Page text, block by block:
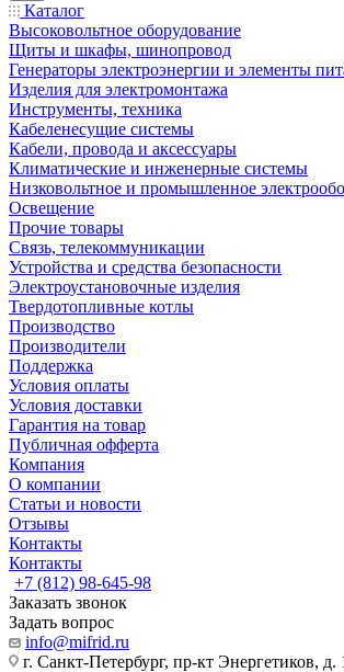
Каталог
Высоковольтное оборудование
Щиты и шкафы, шинопровод
Генераторы электроэнергии и элементы
Изделия для электромонтажа
Инструменты, техника
Кабеленесущие системы
Кабели, провода и аксессуары
Климатические и инженерные системы
Низковольтное и промышленное
Освещение
Прочие товары
Связь, телекоммуникации
Устройства и средства безопасности
Электроустановочные изделия
Твердотопливные котлы
Производство
Производители
Поддержка
Условия оплаты
Условия доставки
Гарантия на товар
Публичная офферта
Компания
О компании
Статьи и новости
Отзывы
Контакты
Контакты
+7 (812) 98-645-98
Заказать звонок
Задать вопрос
info@mifrid.ru
г. Санкт-Петербург, пр-кт Энергетиков, д.